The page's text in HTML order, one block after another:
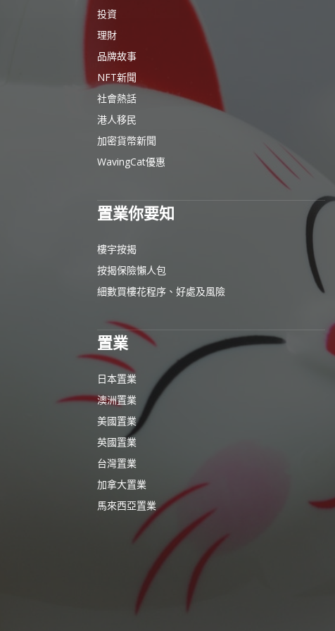
投資
理財
品牌故事
NFT新聞
社會熱話
港人移民
加密貨幣新聞
WavingCat優惠
置業你要知
樓宇按揭
按揭保險懶人包
細數買樓花程序、好處及風險
置業
日本置業
澳洲置業
美國置業
英國置業
台灣置業
加拿大置業
馬來西亞置業